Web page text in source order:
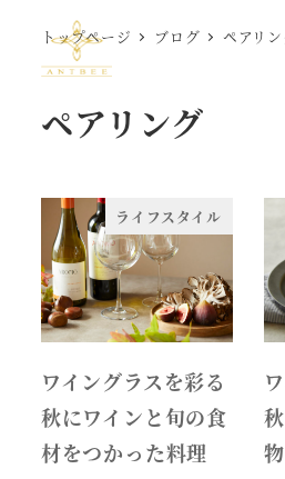
トップページ ブログ ペアリ
ペアリング
ライフスタイル
ワイングラスを彩る
秋にワインと旬の食
材をつかった料理